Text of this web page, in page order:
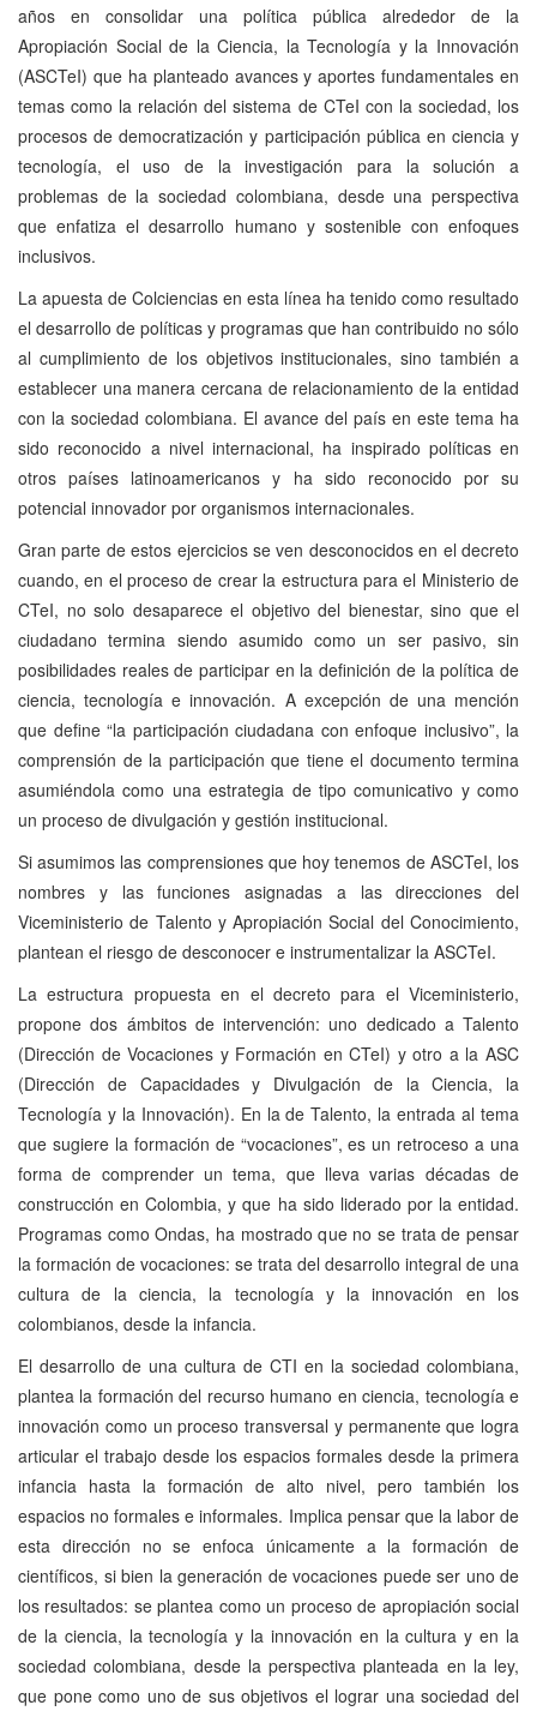
años en consolidar una política pública alrededor de la
Apropiación Social de la Ciencia, la Tecnología y la Innovación
(ASCTeI) que ha planteado avances y aportes fundamentales en
temas como la relación del sistema de CTeI con la sociedad, los
procesos de democratización y participación pública en ciencia y
tecnología, el uso de la investigación para la solución a
problemas de la sociedad colombiana, desde una perspectiva
que enfatiza el desarrollo humano y sostenible con enfoques
inclusivos.
La apuesta de Colciencias en esta línea ha tenido como resultado
el desarrollo de políticas y programas que han contribuido no sólo
al cumplimiento de los objetivos institucionales, sino también a
establecer una manera cercana de relacionamiento de la entidad
con la sociedad colombiana. El avance del país en este tema ha
sido reconocido a nivel internacional, ha inspirado políticas en
otros países latinoamericanos y ha sido reconocido por su
potencial innovador por organismos internacionales.
Gran parte de estos ejercicios se ven desconocidos en el decreto
cuando, en el proceso de crear la estructura para el Ministerio de
CTeI, no solo desaparece el objetivo del bienestar, sino que el
ciudadano termina siendo asumido como un ser pasivo, sin
posibilidades reales de participar en la definición de la política de
ciencia, tecnología e innovación. A excepción de una mención
que define “la participación ciudadana con enfoque inclusivo”, la
comprensión de la participación que tiene el documento termina
asumiéndola como una estrategia de tipo comunicativo y como
un proceso de divulgación y gestión institucional.
Si asumimos las comprensiones que hoy tenemos de ASCTeI, los
nombres y las funciones asignadas a las direcciones del
Viceministerio de Talento y Apropiación Social del Conocimiento,
plantean el riesgo de desconocer e instrumentalizar la ASCTeI.
La estructura propuesta en el decreto para el Viceministerio,
propone dos ámbitos de intervención: uno dedicado a Talento
(Dirección de Vocaciones y Formación en CTeI) y otro a la ASC
(Dirección de Capacidades y Divulgación de la Ciencia, la
Tecnología y la Innovación). En la de Talento, la entrada al tema
que sugiere la formación de “vocaciones”, es un retroceso a una
forma de comprender un tema, que lleva varias décadas de
construcción en Colombia, y que ha sido liderado por la entidad.
Programas como Ondas, ha mostrado que no se trata de pensar
la formación de vocaciones: se trata del desarrollo integral de una
cultura de la ciencia, la tecnología y la innovación en los
colombianos, desde la infancia.
El desarrollo de una cultura de CTI en la sociedad colombiana,
plantea la formación del recurso humano en ciencia, tecnología e
innovación como un proceso transversal y permanente que logra
articular el trabajo desde los espacios formales desde la primera
infancia hasta la formación de alto nivel, pero también los
espacios no formales e informales. Implica pensar que la labor de
esta dirección no se enfoca únicamente a la formación de
científicos, si bien la generación de vocaciones puede ser uno de
los resultados: se plantea como un proceso de apropiación social
de la ciencia, la tecnología y la innovación en la cultura y en la
sociedad colombiana, desde la perspectiva planteada en la ley,
que pone como uno de sus objetivos el lograr una sociedad del